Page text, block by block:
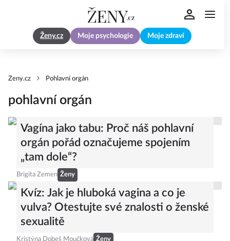
Ženy.cz Moje psychologie Moje zdraví
Zeny.cz Pohlavní orgán
pohlavní orgán
Vagína jako tabu: Proč náš pohlavní
orgán pořád označujeme spojením
„tam dole“?
Brigita Zemen Ženy
Kvíz: Jak je hluboká vagina a co je
vulva? Otestujte své znalosti o ženské
sexualitě
Kristýna Dobeš Moučková Ženy